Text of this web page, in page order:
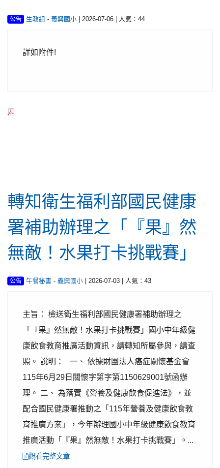
公告 生教組 - 義興國小| 2026-07-06 | 人氣：44
詳如附件!
轉知衛生福利部國民健康
署補助辦理之「『果』然
無敵！水果打卡挑戰賽」
公告 午餐秘書 - 義興國小| 2026-07-03 | 人氣：43
主旨： 檢送衛生福利部國民健康署補助辦理之
「『果』然無敵！水果打卡挑戰賽」國小中年級健
康飲食教育推廣活動資訊，請轉知所屬參與，請查
照。 說明： 一、 依據財團法人癌症關懷基金會
115年6月29日關懷字第字第1150629001號函辦
理。 二、 為落實《營養及健康飲食促進法》，並
配合國民健康署推動之「115年營養及健康飲食教
育推廣方案」，今年辦理國小中年級健康飲食教育
推廣活動「『果』然無敵！水果打卡挑戰賽」。...
觀看完整文章